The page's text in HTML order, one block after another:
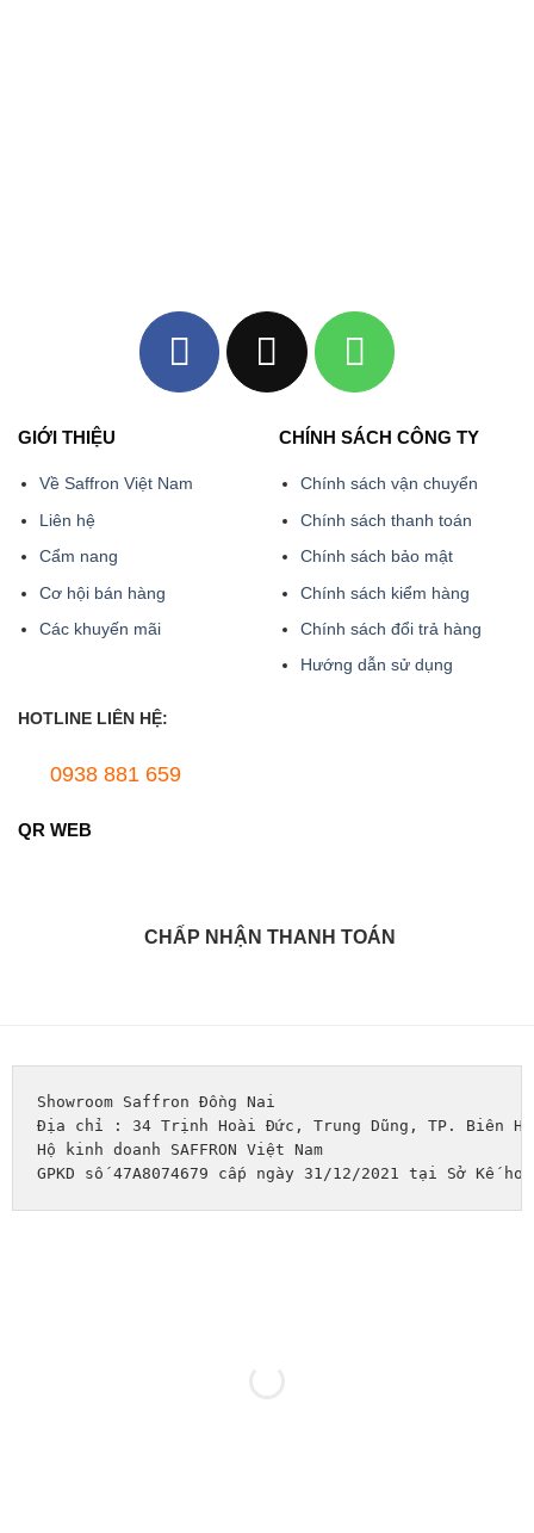
GIỚI THIỆU
Về Saffron Việt Nam
Liên hệ
Cẩm nang
Cơ hội bán hàng
Các khuyến mãi
CHÍNH SÁCH CÔNG TY
Chính sách vận chuyển
Chính sách thanh toán
Chính sách bảo mật
Chính sách kiểm hàng
Chính sách đổi trả hàng
Hướng dẫn sử dụng
HOTLINE LIÊN HỆ:
0938 881 659
QR WEB
CHẤP NHẬN THANH TOÁN
Showroom Saffron Đồng Nai
Địa chỉ : 34 Trịnh Hoài Đức, Trung Dũng, TP. Biên
Hộ kinh doanh SAFFRON Việt Nam
GPKD số 47A8074679 cấp ngày 31/12/2021 tại Sở Kế